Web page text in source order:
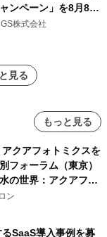
ンペーン」を8月8日
株式会社
見る
もっと見る
アクアフォトミクスを
フォーラム（東京）
の世界：アクアフォ
く新しい科学の地
ン
SaaS導入事例を募